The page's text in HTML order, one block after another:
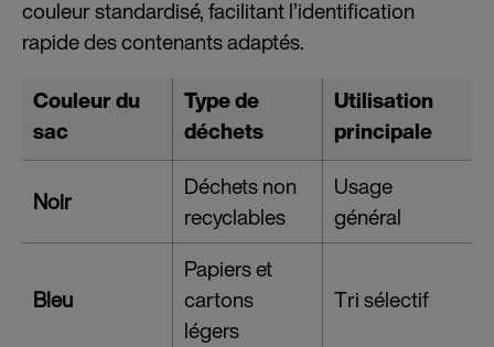
couleur standardisé, facilitant l’identification
rapide des contenants adaptés.
Couleur du
sac
Type de
déchets
Utilisation
principale
Noir
Déchets non
recyclables
Usage
général
Bleu
Papiers et
cartons
légers
Tri sélectif